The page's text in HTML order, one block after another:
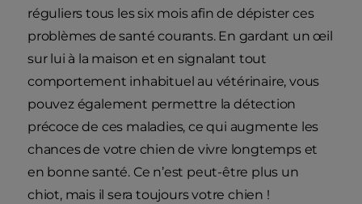
réguliers tous les six mois afin de dépister ces
problèmes de santé courants. En gardant un œil
sur lui à la maison et en signalant tout
comportement inhabituel au vétérinaire, vous
pouvez également permettre la détection
précoce de ces maladies, ce qui augmente les
chances de votre chien de vivre longtemps et
en bonne santé. Ce n’est peut-être plus un
chiot, mais il sera toujours votre chien !